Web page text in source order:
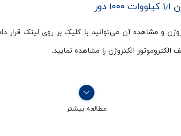
و مشاهده آن می‌توانید با کلیک بر روی لینک قرار
الکتروژن را مشاهده نمایید.
مطالعه بیشتر